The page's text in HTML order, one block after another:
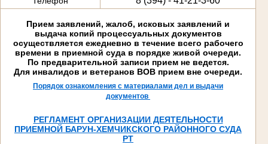
Прием заявлений, жалоб, исковых заявлений и
выдача копий процессуальных документов
осуществляется ежедневно в течение всего рабочего
времени в приемной суда в порядке живой очереди.
По предварительной записи прием не ведется.
Для инвалидов и ветеранов ВОВ прием вне очереди.
Порядок ознакомления с материалами дел и выдачи
документов
РЕГЛАМЕНТ ОРГАНИЗАЦИИ ДЕЯТЕЛЬНОСТИ
ПРИЕМНОЙ БАРУН-ХЕМЧИКСКОГО РАЙОННОГО СУДА
РТ